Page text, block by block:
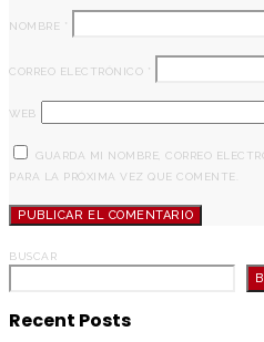
NOMBRE *
CORREO ELECTRÓNICO *
WEB
GUARDA MI NOMBRE, CORREO
PARA LA PRÓXIMA VEZ QUE COMENTE.
BUSCAR
Recent Posts